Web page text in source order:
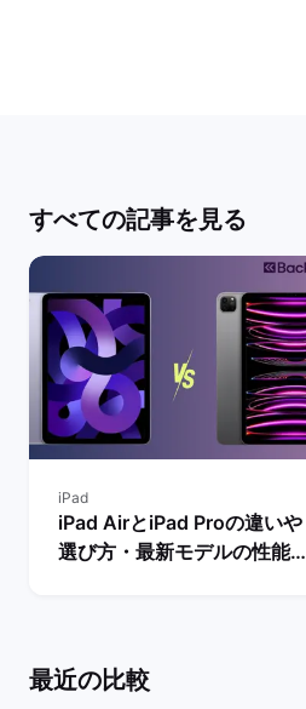
すべての記事を見る
iPad
iPad AirとiPad Proの違いや
選び方・最新モデルの性能を
最近の比較